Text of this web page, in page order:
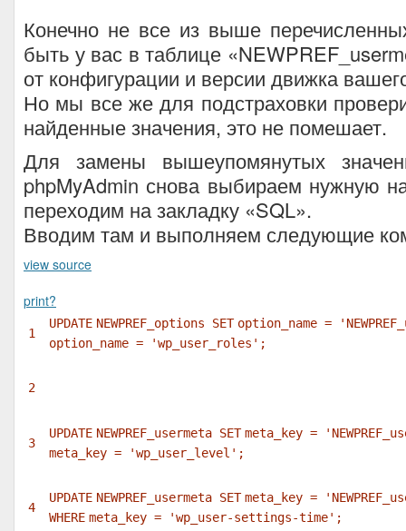
Конечно не все из выше
быть у вас в таблице
от конфигурации и версии движка
Но мы все же для подстраховки
найденные значения, это не помешает.
Для замены вышеупомянутых
phpMyAdmin снова выбираем нужную
переходим на закладку «SQL».
Вводим там и выполняем следующие
view source
print?
1
UPDATE NEWPREF_options SET option_name =
option_name =
'wp_user_roles' ;
2
3
UPDATE NEWPREF_usermeta SET meta_key =
meta_key =
'wp_user_level' ;
4
UPDATE NEWPREF_usermeta SET meta_key =
WHERE meta_key = 'wp_user-settings-time' ;